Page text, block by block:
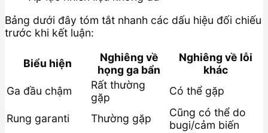
Bảng dưới đây tóm tắt nhanh các dấu hiệu đối chiếu
trước khi kết luận:
Biểu hiện
Nghiêng về
họng ga bẩn
Nghiêng về lỗi
khác
Ga đầu chậm
Rất thường
gặp
Có thể gặp
Rung garanti Thường gặp
Cũng có thể do
bugi/cảm biến